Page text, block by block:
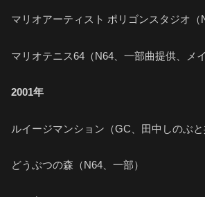
マリオアーティスト ポリゴンスタジオ（
マリオテニス64（N64、一部曲提供、メ
2001年
ルイージマンション（GC、田中しのぶと
どうぶつの森（N64、一部）